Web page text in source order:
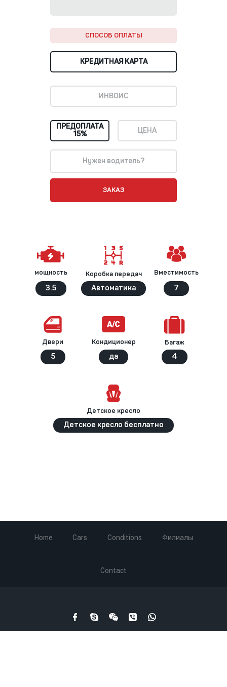
СПОСОБ ОПЛАТЫ
КРЕДИТНАЯ КАРТА
ИНВОИС
ПРЕДОПЛАТА
15%
ЦЕНА
Нужен водитель?
ЗАКАЗ
мощность
3.5
Коробка передач
Автоматика
Вместимость
7
Двери
5
Кондиционер
да
Багаж
4
Детское кресло
Детское кресло бесплатно
Home Cars Conditions Филиалы
Contact